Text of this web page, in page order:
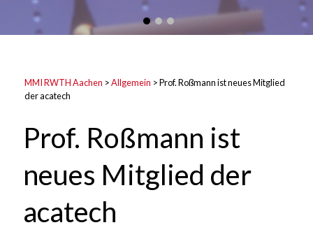
MMI RWTH Aachen >Allgemein >Prof. Roßmann ist neues Mitglied
der acatech
Prof. Roßmann ist
neues Mitglied der
acatech